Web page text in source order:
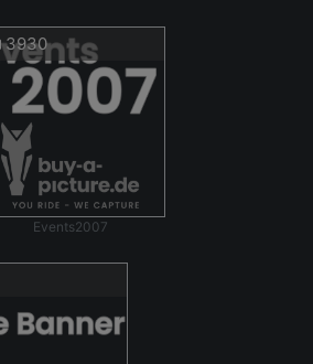
3930
Events2007